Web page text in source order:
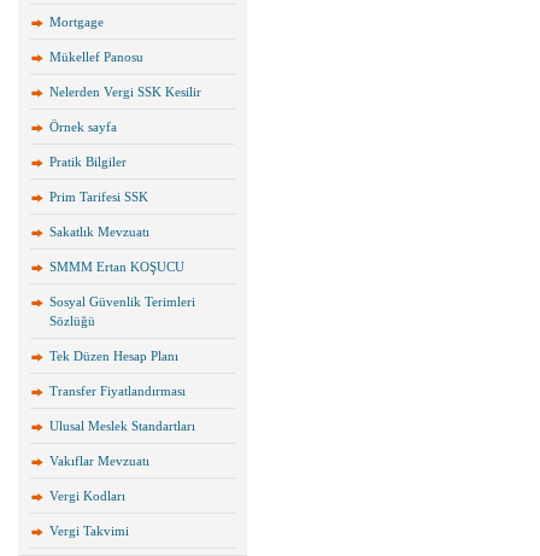
Mortgage
Mükellef Panosu
Nelerden Vergi SSK Kesilir
Örnek sayfa
Pratik Bilgiler
Prim Tarifesi SSK
Sakatlık Mevzuatı
SMMM Ertan KOŞUCU
Sosyal Güvenlik Terimleri
Sözlüğü
Tek Düzen Hesap Planı
Transfer Fiyatlandırması
Ulusal Meslek Standartları
Vakıflar Mevzuatı
Vergi Kodları
Vergi Takvimi